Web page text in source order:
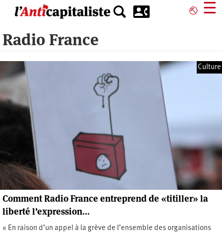
principal
⎋ ☰
Radio France
Culture
Comment Radio France entreprend de «titiller» la
liberté l’expression...
« En raison d’un appel à la grève de l’ensemble des organisations